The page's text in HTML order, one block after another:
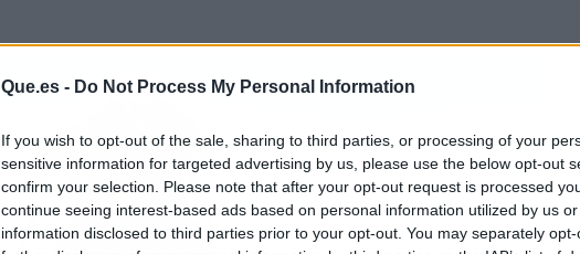
Que.es - Do Not Process My Personal Information
If you wish to opt-out of the sale, sharing to third parties, or processing of your
sensitive information for targeted advertising by us, please use the below opt-out
confirm your selection. Please note that after your opt-out request is processed
continue seeing interest-based ads based on personal information utilized by us
information disclosed to third parties prior to your opt-out. You may separately